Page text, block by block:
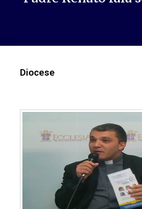
Diocese